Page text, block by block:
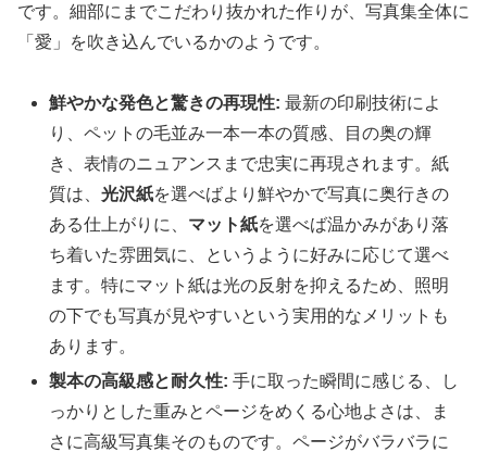
です。細部にまでこだわり抜かれた作りが、写真集全体に
「愛」を吹き込んでいるかのようです。
鮮やかな発色と驚きの再現性: 最新の印刷技術によ
り、ペットの毛並み一本一本の質感、目の奥の輝
き、表情のニュアンスまで忠実に再現されます。紙
質は、光沢紙を選べばより鮮やかで写真に奥行きの
ある仕上がりに、 マット紙を選べば温かみがあり落
ち着いた雰囲気に、というように好みに応じて選べ
ます。特にマット紙は光の反射を抑えるため、照明
の下でも写真が見やすいという実用的なメリットも
あります。
製本の高級感と耐久性: 手に取った瞬間に感じる、し
っかりとした重みとページをめくる心地よさは、ま
さに高級写真集そのものです。ページがバラバラに